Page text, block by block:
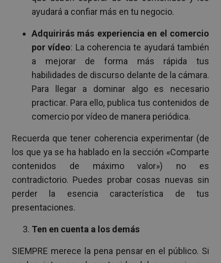
ayudará a confiar más en tu negocio.
Adquirirás más experiencia en el comercio
por vídeo: La coherencia te ayudará también
a mejorar de forma más rápida tus
habilidades de discurso delante de la cámara.
Para llegar a dominar algo es necesario
practicar. Para ello, publica tus contenidos de
comercio por vídeo de manera periódica.
Recuerda que tener coherencia experimentar (de
los que ya se ha hablado en la sección «Comparte
contenidos de máximo valor») no es
contradictorio. Puedes probar cosas nuevas sin
perder la esencia característica de tus
presentaciones.
Ten en cuenta a los demás
SIEMPRE merece la pena pensar en el público. Si